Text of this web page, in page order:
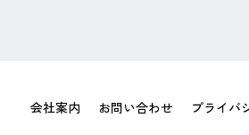
会社案内 お問い合わせ プライバ